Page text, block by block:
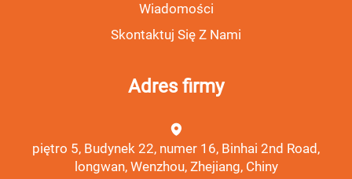
Wiadomości
Skontaktuj Się Z Nami
Adres firmy
piętro 5, Budynek 22, numer 16, Binhai 2nd Road,
longwan, Wenzhou, Zhejiang, Chiny